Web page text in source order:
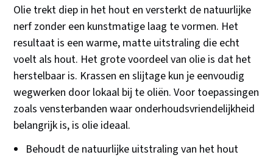
Olie trekt diep in het hout en versterkt de natuurlijke
nerf zonder een kunstmatige laag te vormen. Het
resultaat is een warme, matte uitstraling die echt
voelt als hout. Het grote voordeel van olie is dat het
herstelbaar is. Krassen en slijtage kun je eenvoudig
wegwerken door lokaal bij te oliën. Voor toepassingen
zoals vensterbanden waar onderhoudsvriendelijkheid
belangrijk is, is olie ideaal.
Behoudt de natuurlijke uitstraling van het hout